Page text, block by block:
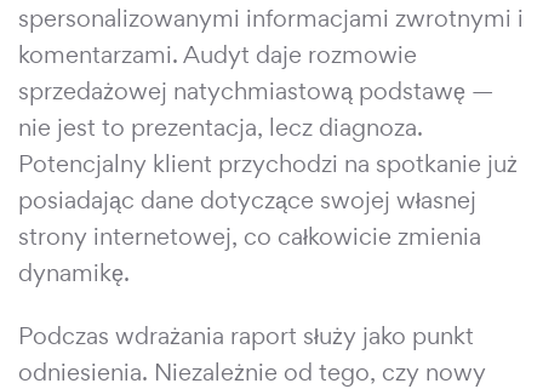
spersonalizowanymi informacjami zwrotnymi i
komentarzami. Audyt daje rozmowie
sprzedażowej natychmiastową podstawę —
nie jest to prezentacja, lecz diagnoza.
Potencjalny klient przychodzi na spotkanie już
posiadając dane dotyczące swojej własnej
strony internetowej, co całkowicie zmienia
dynamikę.
Podczas wdrażania raport służy jako punkt
odniesienia. Niezależnie od tego, czy nowy